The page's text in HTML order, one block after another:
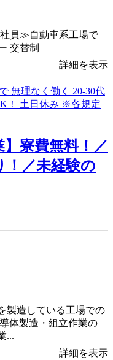
員≫自動車系工場で
交替制
詳細を表示
】寮費無料！／
！／未経験の
製造している工場での
体製造・組立作業の
...
詳細を表示